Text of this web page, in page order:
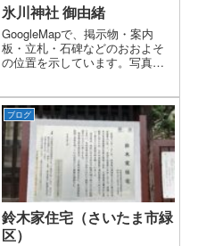
氷川神社 御由緒
GoogleMapで、掲示物・案内
板・立札・石碑などのおおよそ
の位置を示しています。写真の
し内容氷川神社 御由緒さいた
ま市緑区東浦和五ー二〇ー二□
御縁起（歴史）『風土記稿』大
間木村の頃に、当社は「氷川
社 当村及び大間木新田・大牧
（おおまき）・附島（つきし
ま）等四か村の鎮守なり、附島
村民の持、末社 第六天社、牛
頭天王（ごずてんのう）、疱
瘡...
ブログ
鈴木家住宅（さいたま市緑
区）